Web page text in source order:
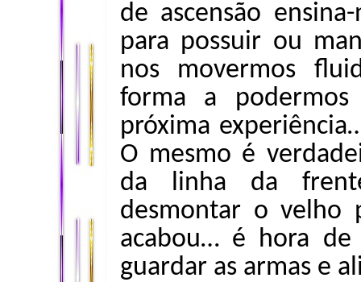
de ascensão
para possuir ou
nos movermos
forma a podermos
próxima
O mesmo é
da linha da
desmontar o velho
acabou… é hora de
guardar as armas e